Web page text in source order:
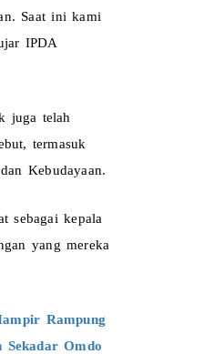
Saat ini kami
IPDA
juga telah
termasuk
Kebudayaan.
sebagai kepala
yang mereka
Omdo